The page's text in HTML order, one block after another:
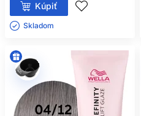
Kúpiť
Skladom ㅤ